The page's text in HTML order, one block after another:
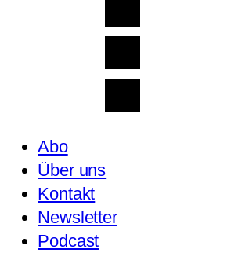
Abo
Über uns
Kontakt
Newsletter
Podcast